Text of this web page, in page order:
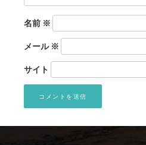
名前 ※
メール※
サイト